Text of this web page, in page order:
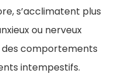
s’acclimatent plus
ou nerveux
comportements
intempestifs.